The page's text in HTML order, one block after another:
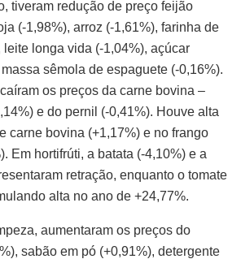
tiveram redução de preço feijão
(-1,98%), arroz (-1,61%), farinha de
leite longa vida (-1,04%), açúcar
sêmola de espaguete (-0,16%).
os preços da carne bovina –
e do pernil (-0,41%). Houve alta
carne bovina (+1,17%) e no frango
Em hortifrúti, a batata (-4,10%) e a
retração, enquanto o tomate
alta no ano de +24,77%.
aumentaram os preços do
sabão em pó (+0,91%), detergente